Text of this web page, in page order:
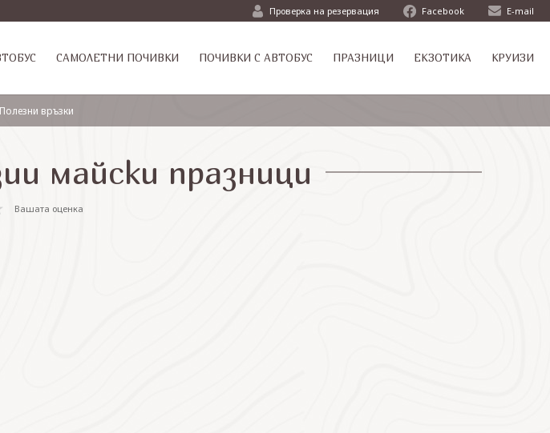
Проверка на резервация Facebook E-mail
САМОЛЕТНИ ПОЧИВКИ ПОЧИВКИ С АВТОБУС ПРАЗНИЦИ ЕКЗОТИКА КРУИЗИ
Полезни връзки
майски празници
Вашата оценка